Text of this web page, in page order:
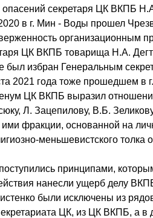
секретаря ЦК ВКПБ
в г. Мин - Воды прошел
организационным
ЦК ВКПБ товарища Н.А.
был избран Генеральным
2021 года тоже прошедшем в
ЦК ВКПБ выразил
Л. Зацепилову, В.Б.
фракции, основанной на
меньшевистского
принципами,
нанесли ущерб делу
были исключены из
ЦК, из ЦК ВКПБ, а